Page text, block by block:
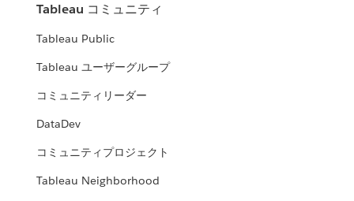
Tableau コミュニティ
Tableau Public
Tableau ユーザーグループ
コミュニティリーダー
DataDev
コミュニティプロジェクト
Tableau Neighborhood